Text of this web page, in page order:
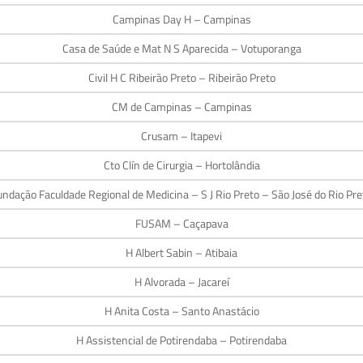
Campinas Day H – Campinas
Casa de Saúde e Mat N S Aparecida – Votuporanga
Civil H C Ribeirão Preto – Ribeirão Preto
CM de Campinas – Campinas
Crusam – Itapevi
Cto Clín de Cirurgia – Hortolândia
Faculdade Regional de Medicina – S J Rio Preto – São José do Rio
FUSAM – Caçapava
H Albert Sabin – Atibaia
H Alvorada – Jacareí
H Anita Costa – Santo Anastácio
H Assistencial de Potirendaba – Potirendaba